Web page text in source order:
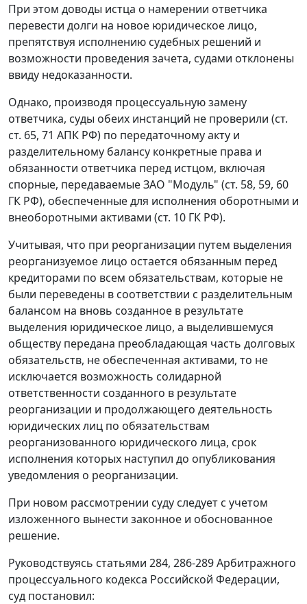
При этом доводы истца о намерении ответчика
перевести долги на новое юридическое лицо,
препятствуя исполнению судебных решений и
возможности проведения зачета, судами отклонены
ввиду недоказанности.
Однако, производя процессуальную замену
ответчика, суды обеих инстанций не проверили (ст.
ст. 65, 71 АПК РФ) по передаточному акту и
разделительному балансу конкретные права и
обязанности ответчика перед истцом, включая
спорные, передаваемые ЗАО "Модуль" (ст. 58, 59, 60
ГК РФ), обеспеченные для исполнения оборотными и
внеоборотными активами (ст. 10 ГК РФ).
Учитывая, что при реорганизации путем выделения
реорганизуемое лицо остается обязанным перед
кредиторами по всем обязательствам, которые не
были переведены в соответствии с разделительным
балансом на вновь созданное в результате
выделения юридическое лицо, а выделившемуся
обществу передана преобладающая часть долговых
обязательств, не обеспеченная активами, то не
исключается возможность солидарной
ответственности созданного в результате
реорганизации и продолжающего деятельность
юридических лиц по обязательствам
реорганизованного юридического лица, срок
исполнения которых наступил до опубликования
уведомления о реорганизации.
При новом рассмотрении суду следует с учетом
изложенного вынести законное и обоснованное
решение.
Руководствуясь статьями 284, 286-289Арбитражного
процессуального кодекса Российской Федерации,
суд постановил: